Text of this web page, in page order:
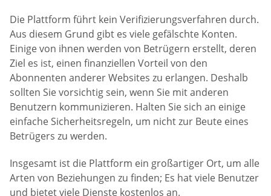
Die Plattform führt kein Verifizierungsverfahren durch.
Aus diesem Grund gibt es viele gefälschte Konten.
Einige von ihnen werden von Betrügern erstellt, deren
Ziel es ist, einen finanziellen Vorteil von den
Abonnenten anderer Websites zu erlangen. Deshalb
sollten Sie vorsichtig sein, wenn Sie mit anderen
Benutzern kommunizieren. Halten Sie sich an einige
einfache Sicherheitsregeln, um nicht zur Beute eines
Betrügers zu werden.
Insgesamt ist die Plattform ein großartiger Ort, um alle
Arten von Beziehungen zu finden; Es hat viele Benutzer
und bietet viele Dienste kostenlos an.